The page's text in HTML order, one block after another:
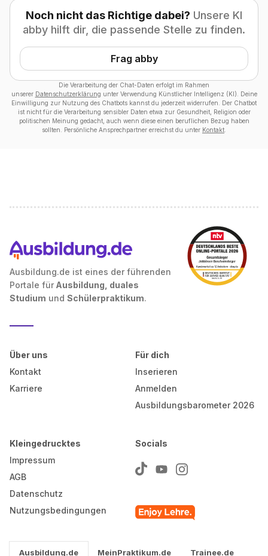
Noch nicht das Richtige dabei? Unsere KI
abby hilft dir, die passende Stelle zu finden.
Frag abby
Die Verarbeitung der Chat-Daten erfolgt im Rahmen
unserer Datenschutzerklärung unter Verwendung Künstlicher Intelligenz (KI). Deine
Einwilligung zur Nutzung des Chatbots kannst du jederzeit widerrufen. Der Chatbot
ist nicht für die Verarbeitung sensibler Daten etwa zur Gesundheit, Religion oder
politischen Meinung gedacht, auch wenn diese einen beruflichen Bezug haben
sollten. Persönliche Ansprechpartner erreichst du unter Kontakt
Ausbildung.de ist eines der führenden
Portale für Ausbildung, duales
Studium und Schülerpraktikum.
Über uns
Kontakt
Karriere
Für dich
Inserieren
Anmelden
Ausbildungsbarometer 2026
Kleingedrucktes
Impressum
AGB
Datenschutz
Nutzungsbedingungen
Socials
Ausbildung.de MeinPraktikum.de Trainee.de